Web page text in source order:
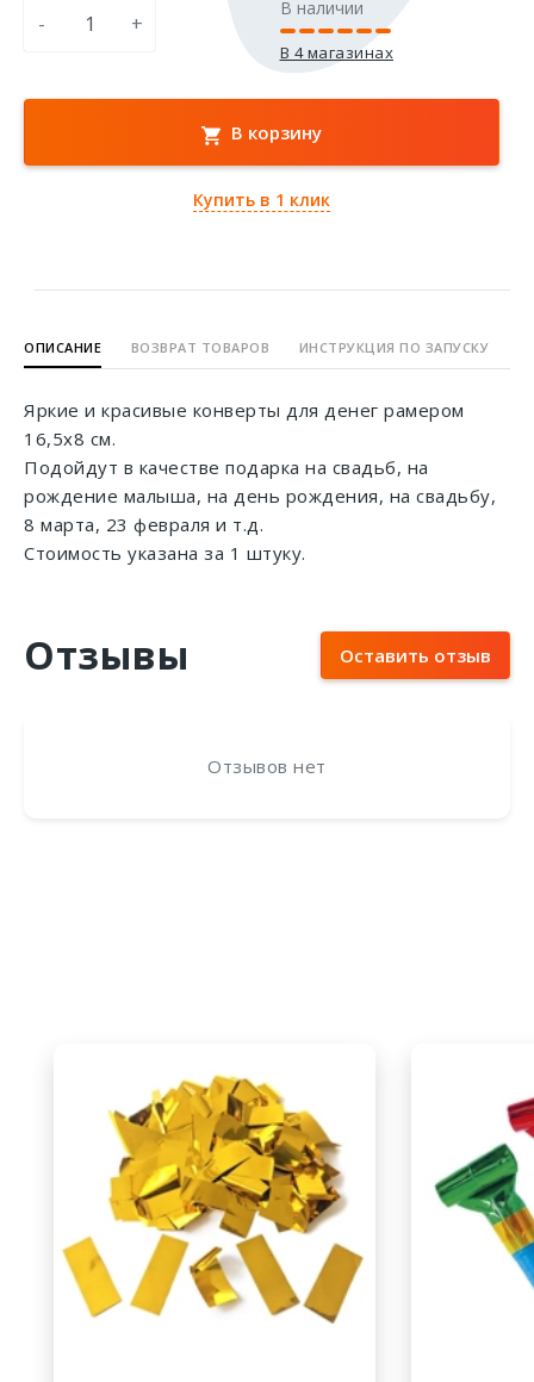
- +
В наличии
В 4 магазинах
В корзину
Купить в 1 клик
ОПИСАНИЕ ВОЗВРАТ ТОВАРОВ ИНСТРУКЦИЯ ПО ЗАПУСКУ
Яркие и красивые конверты для денег рамером
16,5х8 см.
Подойдут в качестве подарка на свадьб, на
рождение малыша, на день рождения, на свадьбу,
8 марта, 23 февраля и т.д.
Стоимость указана за 1 штуку.
Отзывы Оставить отзыв
Отзывов нет